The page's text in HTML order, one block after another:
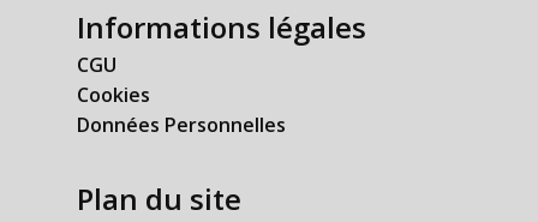
Informations légales
CGU
Cookies
Données Personnelles
Plan du site